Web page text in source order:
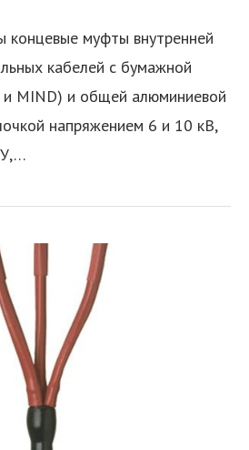
концевые муфты внутренней
кабелей с бумажной
и MIND) и общей алюминиевой
напряжением 6 и 10 кВ,